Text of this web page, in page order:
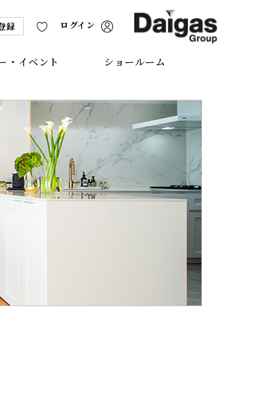
録 ログイン
・イベント ショールーム